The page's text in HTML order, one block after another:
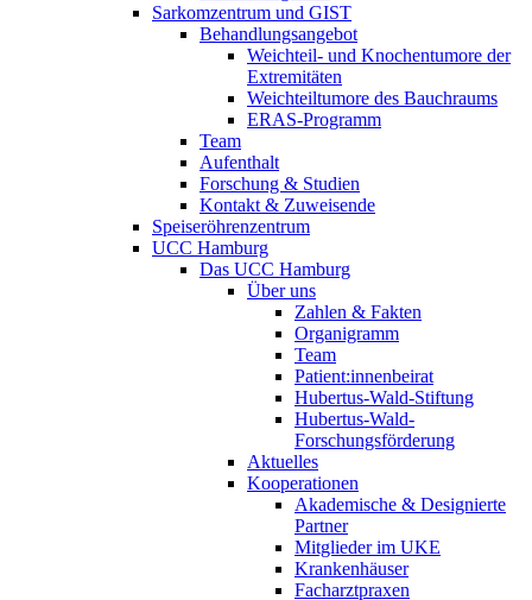
Sarkomzentrum und GIST
Behandlungsangebot
Weichteil- und Knochentumore der
Extremitäten
Weichteiltumore des Bauchraums
ERAS-Programm
Team
Aufenthalt
Forschung & Studien
Kontakt & Zuweisende
Speiseröhrenzentrum
UCC Hamburg
Das UCC Hamburg
Über uns
Zahlen & Fakten
Organigramm
Team
Patient:innenbeirat
Hubertus-Wald-Stiftung
Hubertus-Wald-
Forschungsförderung
Aktuelles
Kooperationen
Akademische & Designierte
Partner
Mitglieder im UKE
Krankenhäuser
Facharztpraxen